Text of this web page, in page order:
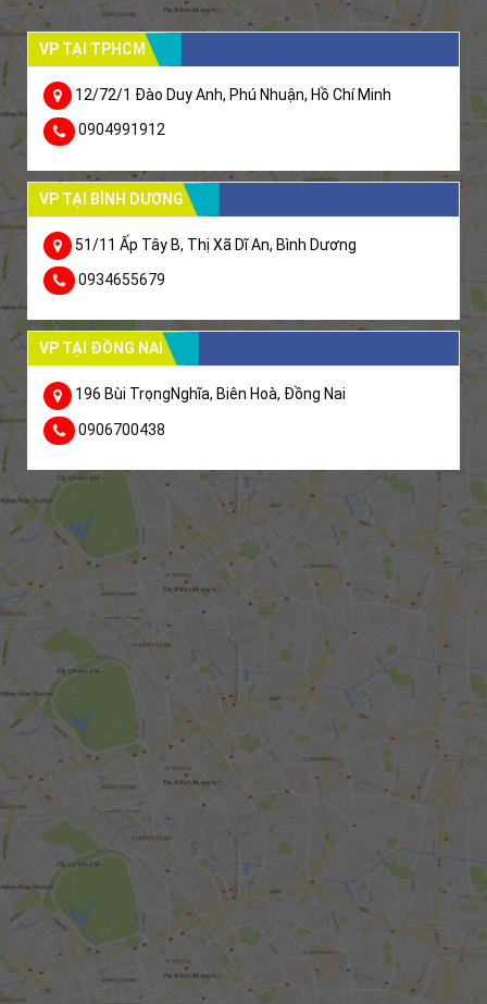
VP TẠI TPHCM
12/72/1 Đào Duy Anh, Phú Nhuận, Hồ Chí Minh
0904991912
VP TẠI BÌNH DƯƠNG
51/11 Ấp Tây B, Thị Xã Dĩ An, Bình Dương
0934655679
VP TẠI ĐỒNG NAI
196 Bùi TrọngNghĩa, Biên Hoà, Đồng Nai
0906700438